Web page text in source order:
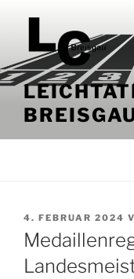
springen
BREISGAU
VERÖFFENTLICHT
AM
4. FEBRUAR 2024